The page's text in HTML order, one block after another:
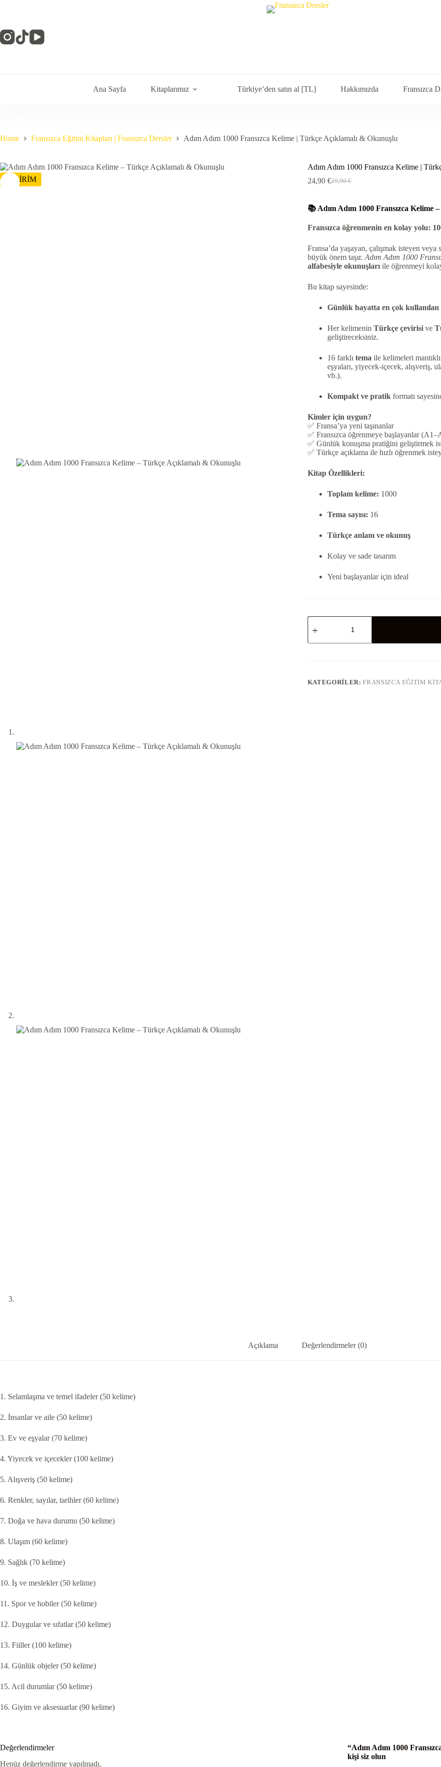
Ana Sayfa Kitaplarımız Türkiye’den satın al [TL] Hakkımızda Fransızca
Home Fransızca Eğitim Kitapları | Fransızca Dersler Adım Adım 1000 Fransızca Kelime | Türkçe Açıklamalı & Okunuşlu
İNDİRİM
Adım Adım 1000 Fransızca Kelime |
29,90€
Orijinal
24,90 €Şu
24,90 €.
📚 Adım Adım 1000 Fransızca Kelime
Fransızca öğrenmenin en kolay yolu:
Fransa’da yaşayan, çalışmak isteyen
büyük önem taşır. Adım Adım 1000
alfabesiyle okunuşlarıile öğrenmeyi
Bu kitap sayesinde:
Günlük hayatta en çok kullanılan
Her kelimenin Türkçe çevirisive
geliştireceksiniz.
16 farklı tema ile kelimeleri
eşyaları, yiyecek-içecek, alışveriş,
vb.).
Kompakt ve pratikformatı
Kimler için uygun?
✅ Fransa’ya yeni taşınanlar
✅ Fransızca öğrenmeye başlayanlar
✅ Günlük konuşma pratiğini geliştirmek
✅ Türkçe açıklama ile hızlı öğrenmek
Kitap Özellikleri:
Toplam kelime: 1000
Tema sayısı: 16
Türkçe anlam ve okunuş
Kolay ve sade tasarım
Yeni başlayanlar için ideal
Adım
Adım
Fransızca
Açıklamalı
&
KATEGORILER:FRANSIZCA EĞITIM
Açıklama Değerlendirmeler (0)
1. Selamlaşma ve temel ifadeler(50 kelime)
2. İnsanlar ve aile (50 kelime)
3. Ev ve eşyalar(70 kelime)
4. Yiyecek ve içecekler(100 kelime)
5. Alışveriş (50 kelime)
6. Renkler, sayılar, tarihler(60 kelime)
7. Doğa ve hava durumu (50 kelime)
8. Ulaşım (60 kelime)
9. Sağlık (70 kelime)
10. İş ve meslekler(50 kelime)
11. Spor ve hobiler(50 kelime)
12. Duygular ve sıfatlar(50 kelime)
13. Fiiller(100 kelime)
14. Günlük objeler(50 kelime)
15. Acil durumlar(50 kelime)
16. Giyim ve aksesuarlar(90 kelime)
Değerlendirmeler
Henüz değerlendirme yapılmadı.
“Adım Adım 1000
kişi siz olun